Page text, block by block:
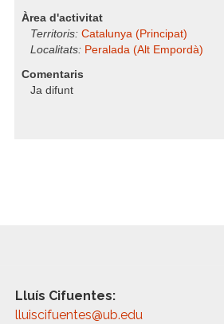
Àrea d'activitat
Territoris: Catalunya (Principat)
Localitats: Peralada (Alt Empordà)
Comentaris
Ja difunt
Lluís Cifuentes:
lluiscifuentes@ub.edu